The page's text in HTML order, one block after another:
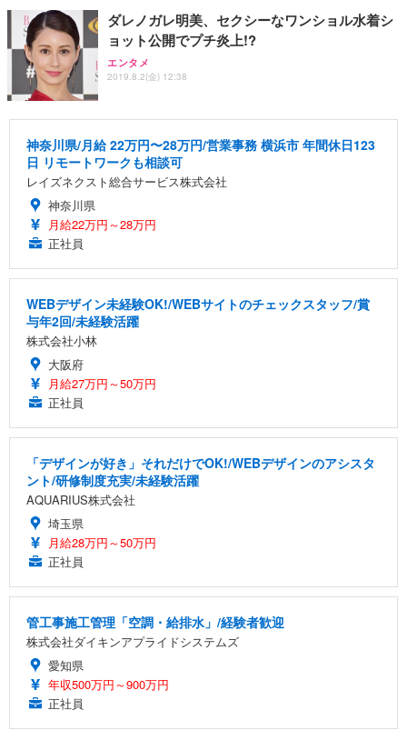
ダレノガレ明美、セクシーなワンショル水着シ
ョット公開でプチ炎上!?
エンタメ
2019.8.2(金) 12:38
神奈川県/月給 22万円〜28万円/営業事務 横浜市 年間休日123
日 リモートワークも相談可
レイズネクスト総合サービス株式会社
神奈川県
月給22万円～28万円
正社員
WEBデザイン未経験OK!/WEBサイトのチェックスタッフ/賞
与年2回/未経験活躍
株式会社小林
大阪府
月給27万円～50万円
正社員
「デザインが好き」それだけでOK!/WEBデザインのアシスタ
ント/研修制度充実/未経験活躍
AQUARIUS株式会社
埼玉県
月給28万円～50万円
正社員
管工事施工管理「空調・給排水」/経験者歓迎
株式会社ダイキンアプライドシステムズ
愛知県
年収500万円～900万円
正社員